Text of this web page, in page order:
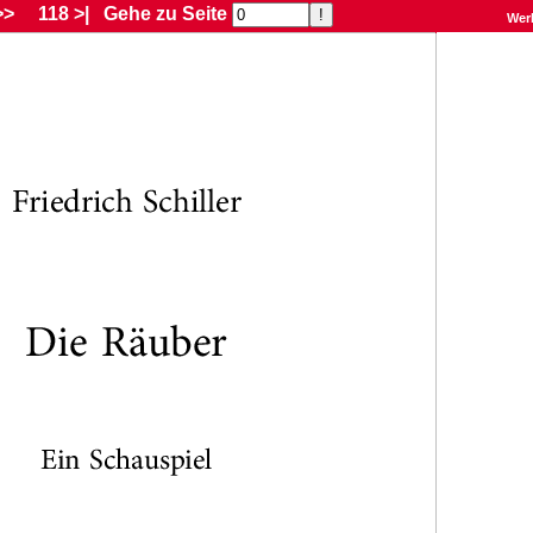
118 >| Gehe zu Seite